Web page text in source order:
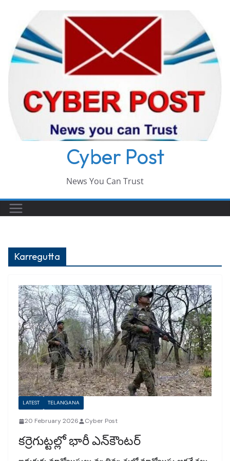
content
Cyber Post
News You Can Trust
Karregutta
LATEST TELANGANA
20 February 2026 Cyber Post
కర్రెగుట్టల్లో భారీ ఎన్‌కౌంటర్‌